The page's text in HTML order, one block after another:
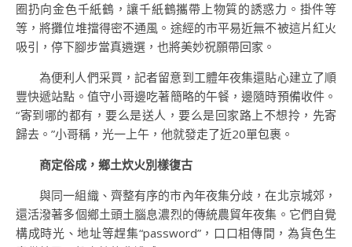
圈扔向金色千紙鶴，讓千紙鶴攜帶上物質的誘惑力。掛件等
等，將攤位堆擋得密不通風。途經的市平易近無不被這片紅火
吸引，停下腳步當真遴選，也將美妙祝願帶回家。
為便利人們采買，記者留意到工體年夜集還貼心建立了順
豐快遞站點。值守小哥邊吃著簡略的午餐，邊隨時預備收件。
“寄到哪的都有，要么是送人，要么是回家路上不想拎，先寄
歸去。”小哥稱，光一上午，他就發走了近20單包裹。
商定俗成，鄉土炊火別樣復古
與同一組織、齊整有序的市內年夜集分歧，在北京城郊，
還活潑著多個鄉土頭土腦息濃烈的傳統農貿年夜集。它們自覺
構成時光、地址等趕集“password”，口口相傳間，為貨色生